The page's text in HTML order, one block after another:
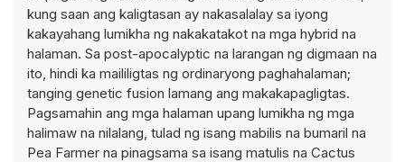
kung saan ang kaligtasan ay nakasalalay sa iyong
kakayahang lumikha ng nakakatakot na mga hybrid na
halaman. Sa post-apocalyptic na larangan ng digmaan na
ito, hindi ka maililigtas ng ordinaryong paghahalaman;
tanging genetic fusion lamang ang makakapagligtas.
Pagsamahin ang mga halaman upang lumikha ng mga
halimaw na nilalang, tulad ng isang mabilis na bumaril na
Pea Farmer na pinagsama sa isang matulis na Cactus